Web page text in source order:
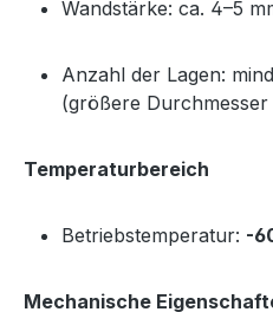
Wandstärke: ca. 4–5
Anzahl der Lagen:
(größere
Temperaturbereich
Betriebstemperatur: -
Mechanische